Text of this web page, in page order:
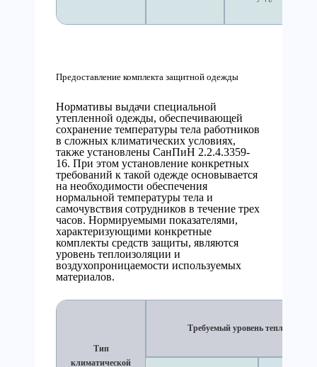
Предоставление комплекта защитной одежды
Нормативы выдачи специальной
утепленной одежды, обеспечивающей
сохранение температуры тела работников
в сложных климатических условиях,
также установлены СанПиН 2.2.4.3359-
16. При этом установление конкретных
требований к такой одежде основывается
на необходимости обеспечения
нормальной температуры тела и
самочувствия сотрудников в течение трех
часов. Нормируемыми показателями,
характеризующими конкретные
комплекты средств защиты, являются
уровень теплоизоляции и
воздухопроницаемости используемых
материалов.
Тип
климатической
Требуемый уровень